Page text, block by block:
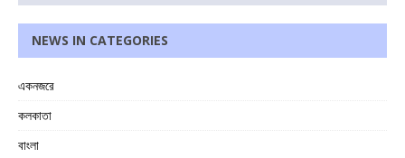
NEWS IN CATEGORIES
একনজরে
কলকাতা
বাংলা